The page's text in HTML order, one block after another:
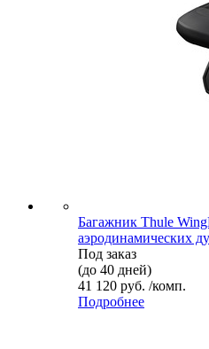
Багажник Thule
аэродинамических
Под заказ
(до 40 дней)
41 120 руб. /комп.
Подробнее